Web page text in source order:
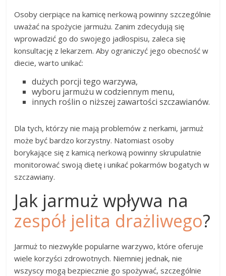
Osoby cierpiące na kamicę nerkową powinny szczególnie
uważać na spożycie jarmużu. Zanim zdecydują się
wprowadzić go do swojego jadłospisu, zaleca się
konsultację z lekarzem. Aby ograniczyć jego obecność w
diecie, warto unikać:
dużych porcji tego warzywa,
wyboru jarmużu w codziennym menu,
innych roślin o niższej zawartości szczawianów.
Dla tych, którzy nie mają problemów z nerkami, jarmuż
może być bardzo korzystny. Natomiast osoby
borykające się z kamicą nerkową powinny skrupulatnie
monitorować swoją dietę i unikać pokarmów bogatych w
szczawiany.
Jak jarmuż wpływa na
zespół jelita drażliwego?
Jarmuż to niezwykle popularne warzywo, które oferuje
wiele korzyści zdrowotnych. Niemniej jednak, nie
wszyscy mogą bezpiecznie go spożywać, szczególnie